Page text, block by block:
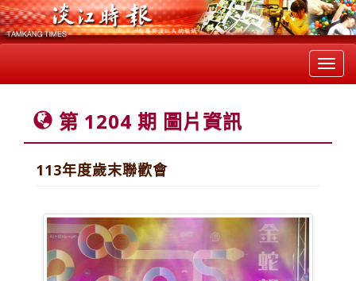
第 1204 期 圖片資訊
113年度歲末聯歡會